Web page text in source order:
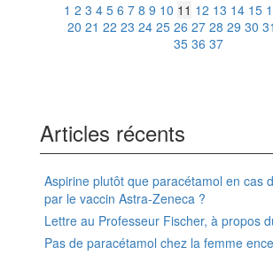
1 2 3 4 5 6 7 8 9 10 11 12 13 14 15
20 21 22 23 24 25 26 27 28 29 30 31
35 36 37
Articles récents
Aspirine plutôt que paracétamol en cas
par le vaccin Astra-Zeneca ?
Lettre au Professeur Fischer, à propos
Pas de paracétamol chez la femme